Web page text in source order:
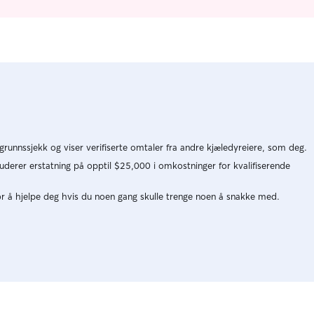
opptatt
og viser verifiserte omtaler fra andre kjæledyreiere, som deg.
erstatning på opptil $25,000 i omkostninger for kvalifiserende
hjelpe deg hvis du noen gang skulle trenge noen å snakke med.